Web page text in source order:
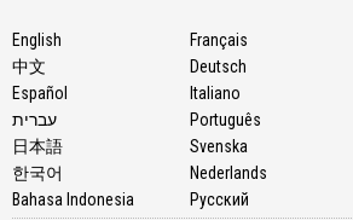
English
中文
Español
עברית
日本語
한국어
Bahasa Indonesia
Français
Deutsch
Italiano
Português
Svenska
Nederlands
Русский